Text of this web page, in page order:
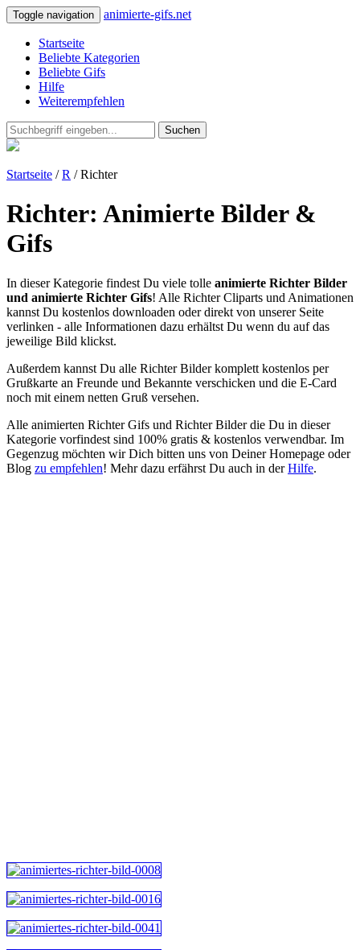
Toggle navigation animierte-gifs.net
Startseite
Beliebte Kategorien
Beliebte Gifs
Hilfe
Weiterempfehlen
Suchen
Startseite /R / Richter
Richter: Animierte Bilder &
Gifs
In dieser Kategorie findest Du viele tolle animierte Richter Bilder
und animierte Richter Gifs! Alle Richter Cliparts und Animationen
kannst Du kostenlos downloaden oder direkt von unserer Seite
verlinken - alle Informationen dazu erhältst Du wenn du auf das
jeweilige Bild klickst.
Außerdem kannst Du alle Richter Bilder komplett kostenlos per
Grußkarte an Freunde und Bekannte verschicken und die E-Card
noch mit einem netten Gruß versehen.
Alle animierten Richter Gifs und Richter Bilder die Du in dieser
Kategorie vorfindest sind 100% gratis & kostenlos verwendbar. Im
Gegenzug möchten wir Dich bitten uns von Deiner Homepage oder
Blog zu empfehlen! Mehr dazu erfährst Du auch in derHilfe.